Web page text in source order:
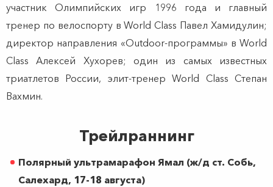
участник Олимпийских игр 1996 года и главный
тренер по велоспорту в World Class Павел Хамидулин;
директор направления «Outdoor-программы» в World
Class Алексей Хухорев; один из самых известных
триатлетов России, элит-тренер World Class Степан
Вахмин.
Трейлраннинг
Полярный ультрамарафон Ямал (ж/д ст. Собь,
Салехард, 17-18 августа)